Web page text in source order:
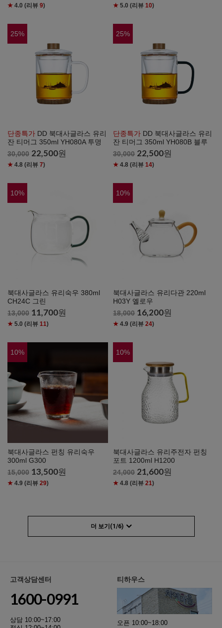
★ 4.0 (리뷰 9) ★ 5.0 (리뷰10)
25%
단종특가 DD 북대사글라스 유리
잔 티머그 350ml YH080A 투명
30,000 22,500원
★ 4.8 (리뷰 7)
25%
단종특가 DD 북대사글라스 유리
잔 티머그 350ml YH080B 블루
30,000 22,500원
★ 4.8 (리뷰14)
10%
북대사글라스 유리숙우 380ml
CH24C 그린
13,000 11,700원
★ 5.0 (리뷰 11)
10%
북대사글라스 유리다관 220ml
H03Y 옐로우
18,000 16,200원
★ 4.9 (리뷰24)
10%
북대사글라스 펀칭 유리숙우
300ml G300
15,000 13,500원
★ 4.9 (리뷰 29)
10%
북대사글라스 유리주전자 펀칭
포트 1200ml H1200
24,000 21,600원
★ 4.8 (리뷰21)
더 보기(1 /6)
고객상담센터
1600-0991
상담 10:00~17:00
티하우스
오픈 10:00~18:00